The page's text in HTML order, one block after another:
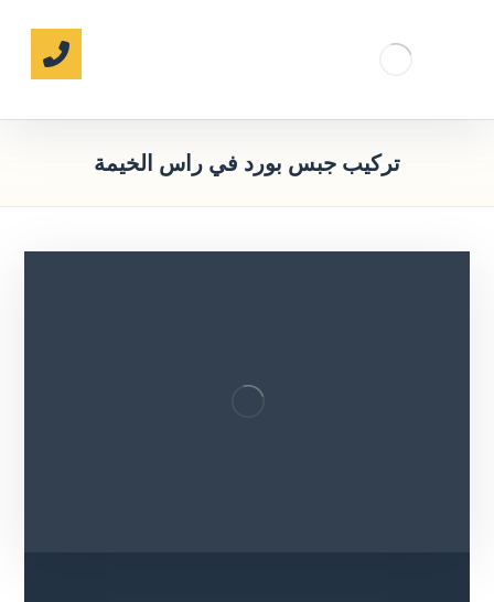
تركيب جبس بورد في راس الخيمة